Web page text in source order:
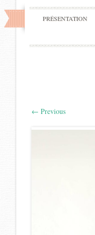
PRÉSENTATION
← Previous